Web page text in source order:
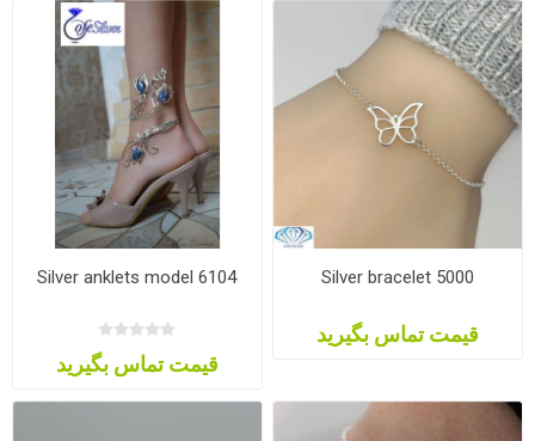
Silver anklets model 6104
قیمت تماس بگیرید
Silver bracelet 5000
قیمت تماس بگیرید